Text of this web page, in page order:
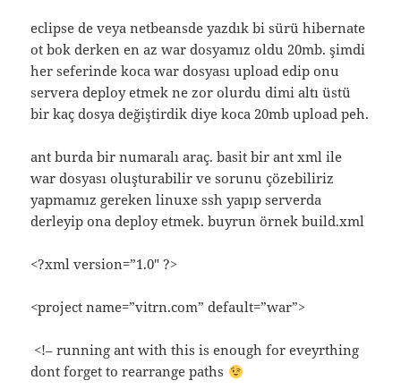
eclipse de veya netbeansde yazdık bi sürü hibernate
ot bok derken en az war dosyamız oldu 20mb. şimdi
her seferinde koca war dosyası upload edip onu
servera deploy etmek ne zor olurdu dimi altı üstü
bir kaç dosya değiştirdik diye koca 20mb upload peh.
ant burda bir numaralı araç. basit bir ant xml ile
war dosyası oluşturabilir ve sorunu çözebiliriz
yapmamız gereken linuxe ssh yapıp serverda
derleyip ona deploy etmek. buyrun örnek build.xml
<?xml version=”1.0″ ?>
<project name=”vitrn.com” default=”war”>
<!– running ant with this is enough for eveyrthing
dont forget to rearrange paths